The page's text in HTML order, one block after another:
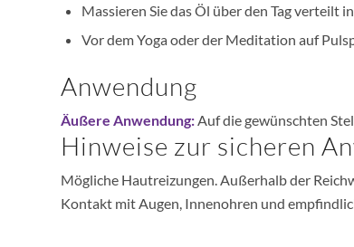
Massieren Sie das Öl über den Tag verteilt
Vor dem Yoga oder der Meditation auf
Anwendung
Äußere Anwendung: Auf die gewünschten
Hinweise zur sicheren
Mögliche Hautreizungen. Außerhalb der
Kontakt mit Augen, Innenohren und